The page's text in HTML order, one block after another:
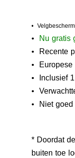
•
• N u gratis
• Recente
• Europese
• Inclusief
•
• Niet goed
* Doordat
buiten toe